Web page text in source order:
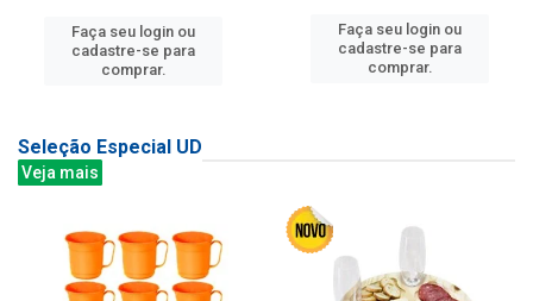
Faça seu login ou
cadastre-se para
comprar.
Faça seu login ou
cadastre-se para
comprar.
Seleção Especial UD
Veja mais